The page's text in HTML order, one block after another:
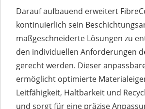
Darauf aufbauend erweitert
kontinuierlich sein
maßgeschneiderte Lösungen zu
den individuellen Anforderungen
gerecht werden. Dieser
ermöglicht optimierte
Leitfähigkeit, Haltbarkeit und
und sorgt für eine präzise